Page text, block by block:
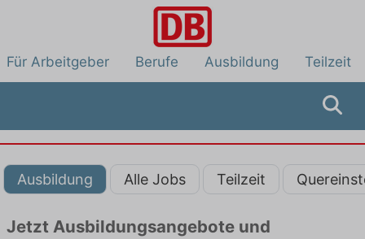
Für Arbeitgeber Berufe Ausbildung Teilzeit
Ausbildung Alle Jobs Teilzeit
Jetzt Ausbildungsangebote und